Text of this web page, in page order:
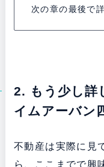
次の章の最後で
2. もう少し詳
イムアーバン
不動産は実際に見
ら、ここまでで興